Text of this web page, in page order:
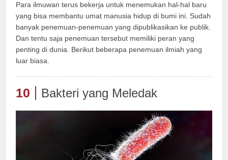
Para ilmuwan terus bekerja untuk menemukan hal-hal baru
yang bisa membantu umat manusia hidup di bumi ini. Sudah
banyak penemuan-penemuan yang dipublikasikan ke publik.
Dan tentu saja penemuan tersebut memiliki peran yang
penting di dunia. Berikut beberapa penemuan ilmiah yang
luar biasa.
10 Bakteri yang Meledak